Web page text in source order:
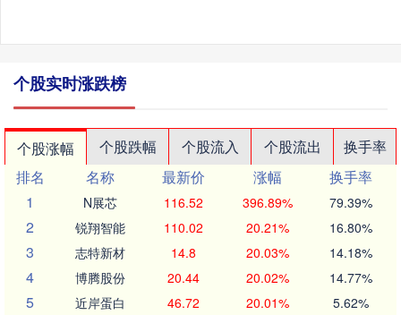
个股实时涨跌榜
个股涨幅 个股跌幅 个股流入 个股流出
换手率
排名
名称 最新价 涨幅
换手率
1
N展芯 116.52 396.89% 79.39%
2 锐翔智能 110.02 20.21% 16.80%
3 志特新材 14.8 20.03% 14.18%
4 博腾股份 20.44 20.02% 14.77%
5 近岸蛋白 46.72 20.01% 5.62%